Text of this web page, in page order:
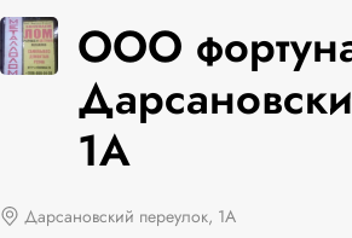
ООО
1А
Дарсановский переулок, 1А